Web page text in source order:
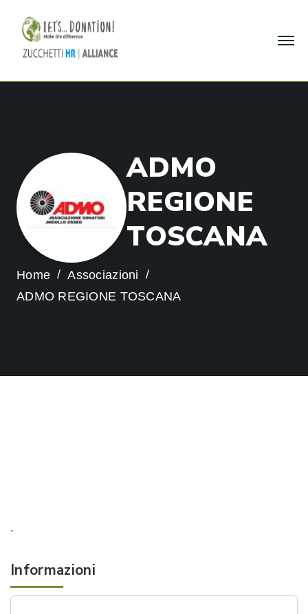
ADMO
REGIONE
TOSCANA
Home
Associazioni
ADMO REGIONE TOSCANA
.
Informazioni